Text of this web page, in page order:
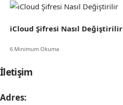
iCloud Şifresi Nasıl Değiştirilir
6 Minimum Okuma
İletişim
Adres: